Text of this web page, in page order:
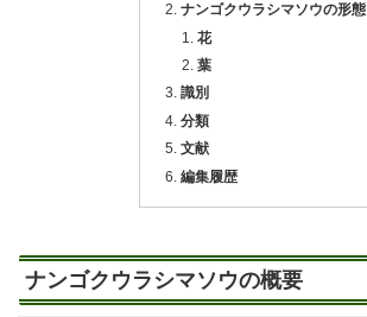
ナンゴクウラシマソウの形態
花
葉
識別
分類
文献
編集履歴
ナンゴクウラシマソウの概要